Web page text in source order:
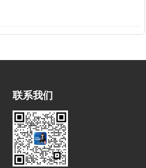
联系我们